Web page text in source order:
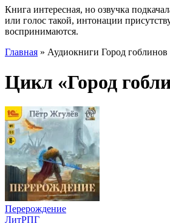
Книга интересная, но озвучка
или голос такой, интонации
воспринимаются.
Главная » Аудиокниги Город гоблинов
Цикл «Город
Перерождение
ЛитРПГ